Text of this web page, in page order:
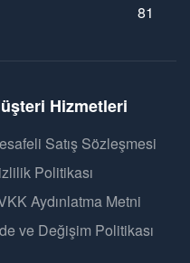
81
Hizmetleri
Satış Sözleşmesi
Politikası
Aydınlatma Metni
ve Değişim Politikası